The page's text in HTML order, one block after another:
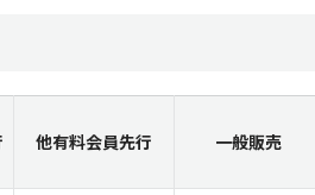
他有料会員先行 一般販売